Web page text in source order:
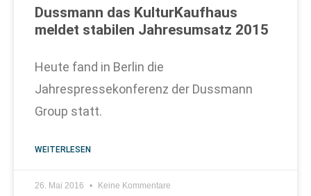
Dussmann das KulturKaufhaus
meldet stabilen Jahresumsatz 2015
Heute fand in Berlin die
Jahrespressekonferenz der Dussmann
Group statt.
WEITERLESEN
26. Mai 2016 Keine Kommentare